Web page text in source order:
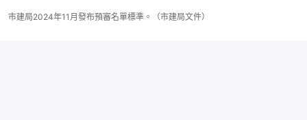
市建局2024年11月發布預審名單標準。（市建局文件）